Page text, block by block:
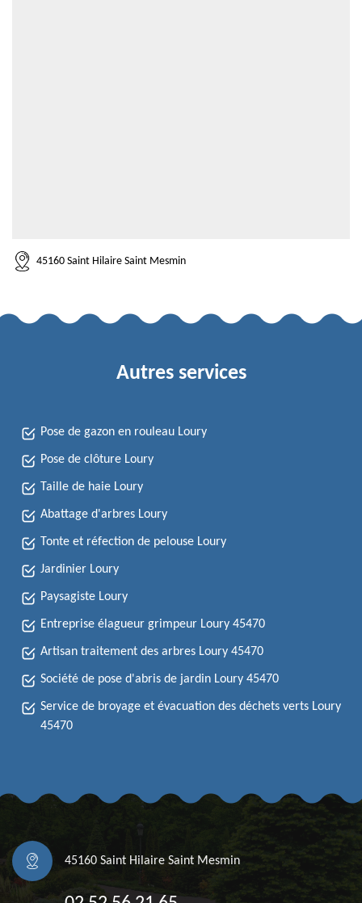
45160 Saint Hilaire Saint Mesmin
Autres services
Pose de gazon en rouleau Loury
Pose de clôture Loury
Taille de haie Loury
Abattage d'arbres Loury
Tonte et réfection de pelouse Loury
Jardinier Loury
Paysagiste Loury
Entreprise élagueur grimpeur Loury 45470
Artisan traitement des arbres Loury 45470
Société de pose d'abris de jardin Loury 45470
Service de broyage et évacuation des déchets verts Loury
45470
45160 Saint Hilaire Saint Mesmin